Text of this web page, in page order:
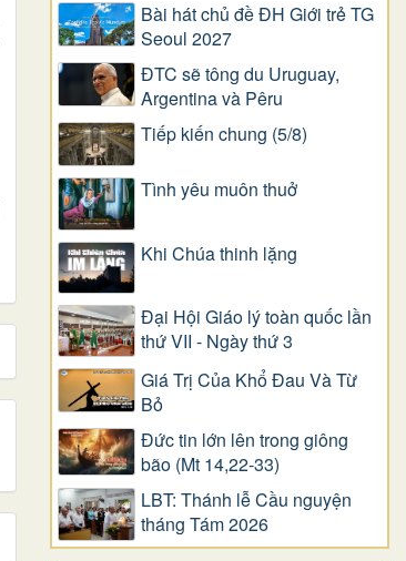
Bài hát chủ đề ĐH Giới trẻ TG
Seoul 2027
ĐTC sẽ tông du Uruguay,
Argentina và Pêru
Tiếp kiến chung (5/8)
Tình yêu muôn thuở
Khi Chúa thinh lặng
Đại Hội Giáo lý toàn quốc lần
thứ VII - Ngày thứ 3
Giá Trị Của Khổ Ðau Và Từ
Bỏ
Đức tin lớn lên trong giông
bão (Mt 14,22-33)
LBT: Thánh lễ Cầu nguyện
tháng Tám 2026